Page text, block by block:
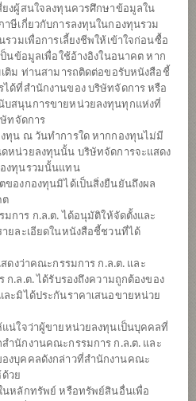
ย์หุ้นยูเอส (ชนิดสะสม
งผู้สนใจลงทุนควรศึกษาข้อมูลใน
ษีเกี่ยวกับการลงทุนในกองทุนรวม
วมเพื่อการเลี้ยงชีพให้เข้าใจก่อนซื้อ
นข้อมูลเพื่อใช้อ้างอิงในอนาคต หาก
ติม ท่านสามารถติดต่อขอรับหนังสือชี้
ด้ที่สำนักงานของ บริษัทจัดการ หรือ
บสนุนการขายหน่วยลงทุนทุกแห่งที่
ทจัดการ
ทุน ณ วันทำการใด หากกองทุนไม่มี
หน่วยลงทุนนั้น บริษัทจัดการจะแสดง
งทุนรวมนั้นแทน
ของกองทุนมิได้เป็นสิ่งยืนยันถึงผล
ต
การ ก.ล.ต. ได้อนุมัติให้จัดตั้งและ
ยละเอียดในหนังสือชี้ชวนที่ได้
ดงว่าคณะกรรมการ ก.ล.ต. และ
.ล.ต. ได้รับรองถึงความถูกต้องของ
ะมิได้ประกันราคาเสนอขายหน่วย
น่ใจว่าผู้ขายหน่วยลงทุนเป็นบุคคลที่
ำนักงานคณะกรรมการ ก.ล.ต. และ
งบุคคลดังกล่าวที่สำนักงานคณะ
วย
หลักทรัพย์ หรือทรัพย์สินอื่นเพื่อ